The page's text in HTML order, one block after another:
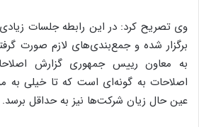
وی تصریح کرد: در این رابطه جلسات زیادی
برگزار شده و جمع‌بندی‌های لازم صورت
به معاون رییس جمهوری گزارش
اصلاحات به گونه‌ای است که تا خیلی به
عین حال زیان شرکت‌ها نیز به حداقل برسد.